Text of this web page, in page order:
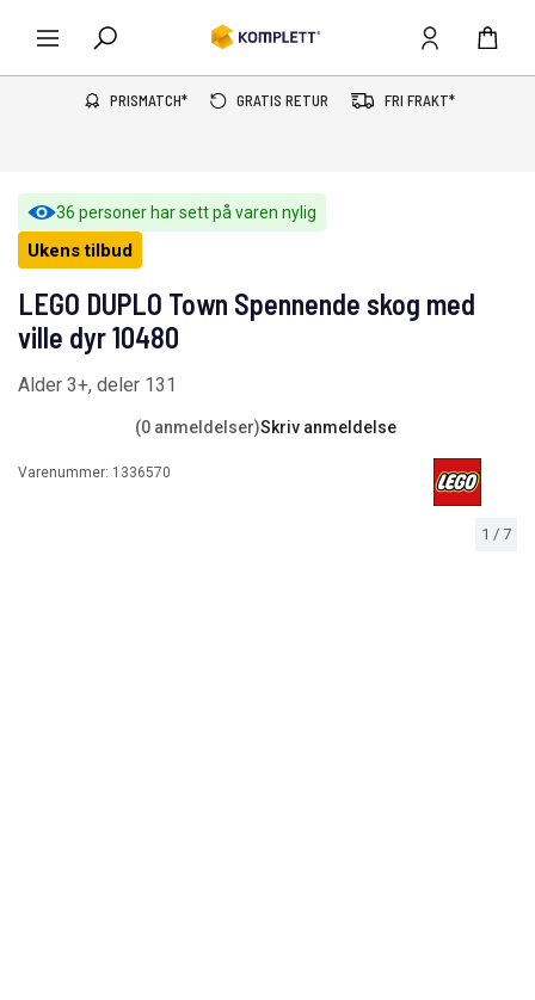
PRISMATCH* GRATIS RETUR FRI FRAKT*
36 personer har sett på varen nylig
1 / 7
Ukens tilbud
LEGO DUPLO Town Spennende skog med
ville dyr 10480
Alder 3+, deler 131
(0 anmeldelser)Skriv anmeldelse
Varenummer: 1336570